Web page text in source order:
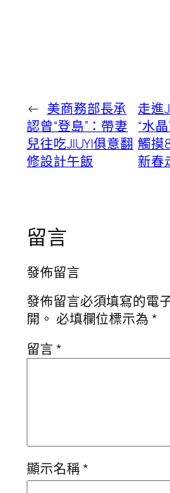
← 美商務部長承
認曾“登島”：帶妻
兒往吃JIUYI俱意翻
修設計午飯
走進
“水
觸摸
新春
留言
發佈留言
發佈留言必須填寫的電
開。 必填欄位標示為*
留言*
顯示名稱*